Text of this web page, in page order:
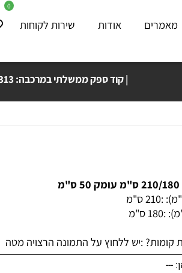
💳🔒 אפשר להזמין גם באמצעות PayPal
| קוד ספק ממשלתי במרכבה: 42856313 |
0
אודות שירות לקוחות
:210 ס"מ
:180 ס"מ
:יש ללחוץ על התמונה הרצויה מטה